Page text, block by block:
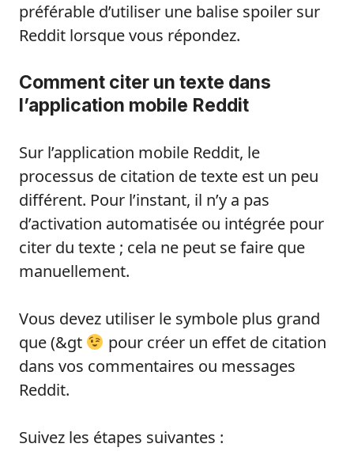
préférable d’utiliser une balise spoiler sur
Reddit lorsque vous répondez.
Comment citer un texte dans
l’application mobile Reddit
Sur l’application mobile Reddit, le
processus de citation de texte est un peu
différent. Pour l’instant, il n’y a pas
d’activation automatisée ou intégrée pour
citer du texte ; cela ne peut se faire que
manuellement.
Vous devez utiliser le symbole plus grand
que (&gt
pour créer un effet de citation
dans vos commentaires ou messages
Reddit.
Suivez les étapes suivantes :